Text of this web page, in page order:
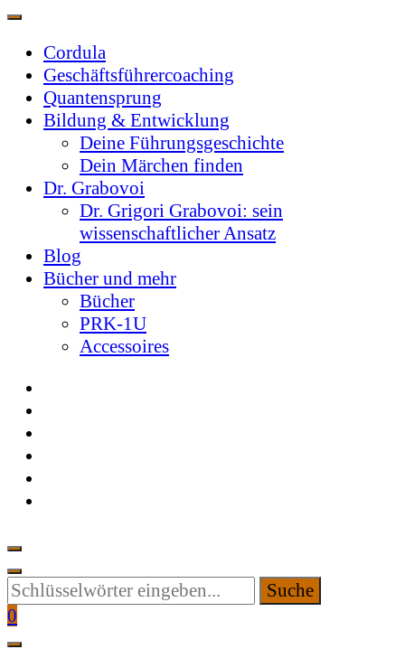
Cordula
Geschäftsführercoaching
Quantensprung
Bildung & Entwicklung
Deine Führungsgeschichte
Dein Märchen finden
Dr. Grabovoi
Dr. Grigori Grabovoi: sein
wissenschaftlicher Ansatz
Blog
Bücher und mehr
Bücher
PRK-1U
Accessoires
Suchen
Sie
etwas?
0